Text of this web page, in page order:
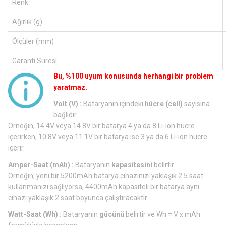
Renk
Ağırlık (g)
Ölçüler (mm)
Garanti Süresi
Bu, %100 uyum konusunda herhangi bir problem
yaratmaz.
Volt (V) : Bataryanın içindeki hücre (cell) sayısına
bağlıdır.
Örneğin, 14.4V veya 14.8V bir batarya 4 ya da 8 Li-ion hücre
içerirken, 10.8V veya 11.1V bir batarya ise 3 ya da 6 Li-ion hücre
içerir.
Amper-Saat (mAh) : Bataryanın kapasitesini belirtir.
Örneğin, yeni bir 5200mAh batarya cihazınızı yaklaşık 2.5 saat
kullanmanızı sağlıyorsa, 4400mAh kapasiteli bir batarya aynı
cihazı yaklaşık 2 saat boyunca çalıştıracaktır.
Watt-Saat (Wh) : Bataryanın gücünü belirtir ve Wh = V x mAh